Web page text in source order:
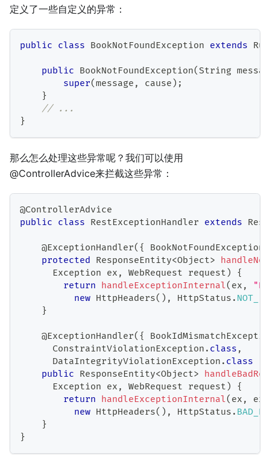
定义了一些自定义的异常：
public class BookNotFoundException extends
public BookNotFoundException( String
super(message , cause ) ;
}
// ...
}
那么怎么处理这些异常呢？我们可以使用
@ControllerAdvice来拦截这些异常：
@ControllerAdvice
public class RestExceptionHandler extends
@ExceptionHandler( { BookNotFoundException
protected ResponseEntity<Object>
Exception ex , WebRequest request ) {
return handleExceptionInternal( ex ,
new HttpHeaders( ) , HttpStatus .
}
@ExceptionHandler( {
ConstraintViolationException . class ,
DataIntegrityViolationException . class
public ResponseEntity<Object>
Exception ex , WebRequest request ) {
return handleExceptionInternal( ex , ex
new HttpHeaders( ) , HttpStatus .
}
}